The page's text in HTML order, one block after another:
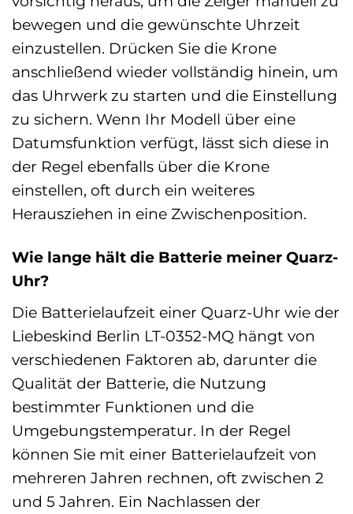
bewegen und die gewünschte Uhrzeit
einzustellen. Drücken Sie die Krone
anschließend wieder vollständig hinein, um
das Uhrwerk zu starten und die Einstellung
zu sichern. Wenn Ihr Modell über eine
Datumsfunktion verfügt, lässt sich diese in
der Regel ebenfalls über die Krone
einstellen, oft durch ein weiteres
Herausziehen in eine Zwischenposition.
Wie lange hält die Batterie meiner Quarz-
Uhr?
Die Batterielaufzeit einer Quarz-Uhr wie der
Liebeskind Berlin LT-0352-MQ hängt von
verschiedenen Faktoren ab, darunter die
Qualität der Batterie, die Nutzung
bestimmter Funktionen und die
Umgebungstemperatur. In der Regel
können Sie mit einer Batterielaufzeit von
mehreren Jahren rechnen, oft zwischen 2
und 5 Jahren. Ein Nachlassen der